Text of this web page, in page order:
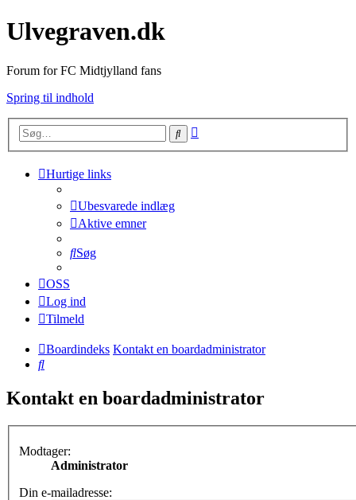
Ulvegraven.dk
Forum for FC Midtjylland fans
Spring til indhold
Søg
Hurtige links
Ubesvarede indlæg
Aktive emner
Søg
OSS
Log ind
Tilmeld
Boardindeks Kontakt en boardadministrator
Søg
Kontakt en boardadministrator
Modtager:
Administrator
Din e-mailadresse: